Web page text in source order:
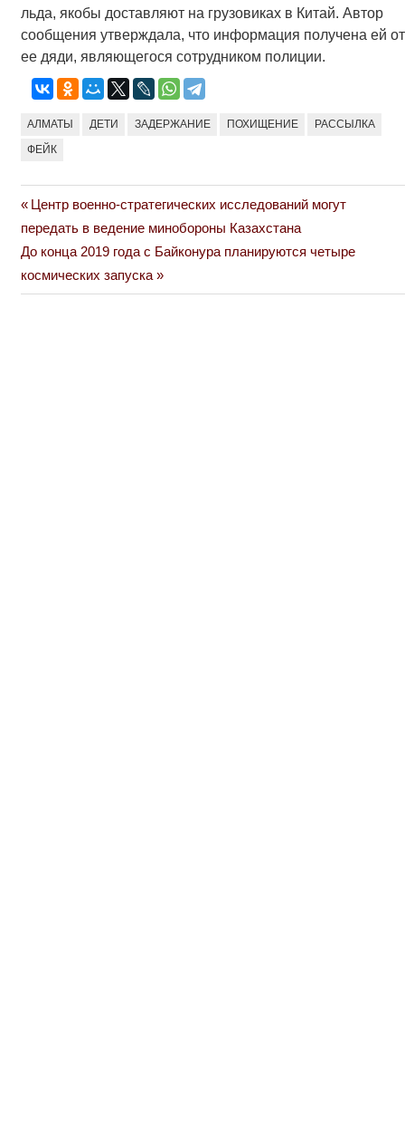
льда, якобы доставляют на грузовиках в Китай. Автор
сообщения утверждала, что информация получена ей от
ее дяди, являющегося сотрудником полиции.
АЛМАТЫ ДЕТИ ЗАДЕРЖАНИЕ ПОХИЩЕНИЕ РАССЫЛКА
ФЕЙК
Навигация
по
записям
Previous
Post:
Центр военно-стратегических исследований могут
передать в ведение минобороны Казахстана
Next
Post:
До конца 2019 года с Байконура планируются четыре
космических запуска